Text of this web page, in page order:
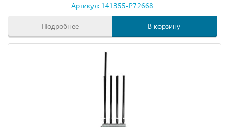
Артикул: 141355-P72668
Подробнее В корзину